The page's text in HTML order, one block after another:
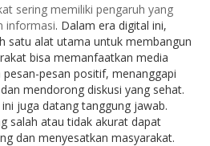
sering memiliki pengaruh yang
informasi. Dalam era digital ini,
satu alat utama untuk membangun
bisa memanfaatkan media
pesan positif, menanggapi
mendorong diskusi yang sehat.
juga datang tanggung jawab.
salah atau tidak akurat dapat
dan menyesatkan masyarakat.